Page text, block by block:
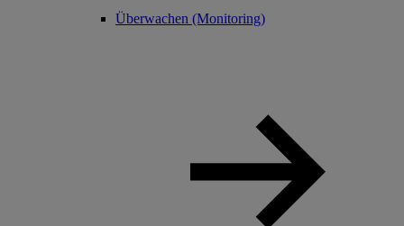
Überwachen (Monitoring)